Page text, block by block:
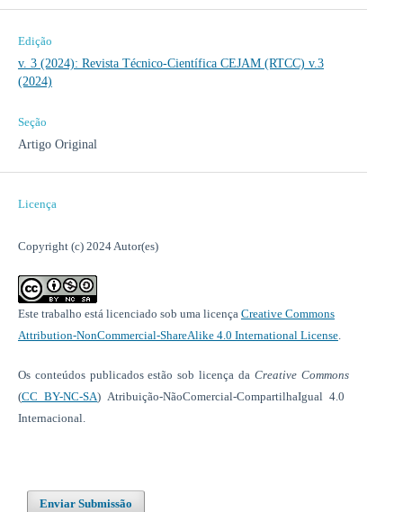
Edição
v. 3 (2024): Revista Técnico-Científica CEJAM (RTCC) v.3
(2024)
Seção
Artigo Original
Licença
Copyright (c) 2024 Autor(es)
Este trabalho está licenciado sob uma licença Creative Commons
Attribution-NonCommercial-ShareAlike 4.0 International License.
Os conteúdos publicados estão sob licença da Creative Commons
(CC BY-NC-SA) Atribuição-NãoComercial-CompartilhaIgual 4.0
Internacional.
Enviar Submissão